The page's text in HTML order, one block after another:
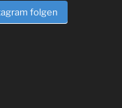
folgen